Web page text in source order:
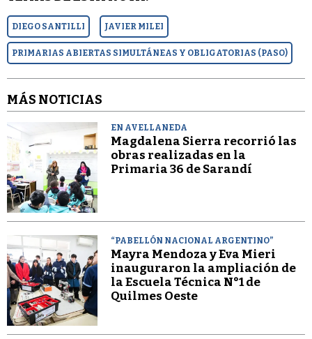
DIEGO SANTILLI JAVIER MILEI
PRIMARIAS ABIERTAS SIMULTÁNEAS Y OBLIGATORIAS (PASO)
MÁS NOTICIAS
EN AVELLANEDA
Magdalena Sierra recorrió las
obras realizadas en la
Primaria 36 de Sarandí
“PABELLÓN NACIONAL ARGENTINO”
Mayra Mendoza y Eva Mieri
inauguraron la ampliación de
la Escuela Técnica N°1 de
Quilmes Oeste